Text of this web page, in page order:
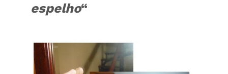
espelho“